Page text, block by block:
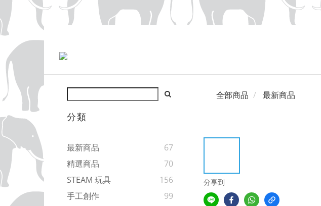
分類
最新商品
67
精選商品
70
STEAM 玩具
156
手工創作
99
全部商品 最新商品
分享到